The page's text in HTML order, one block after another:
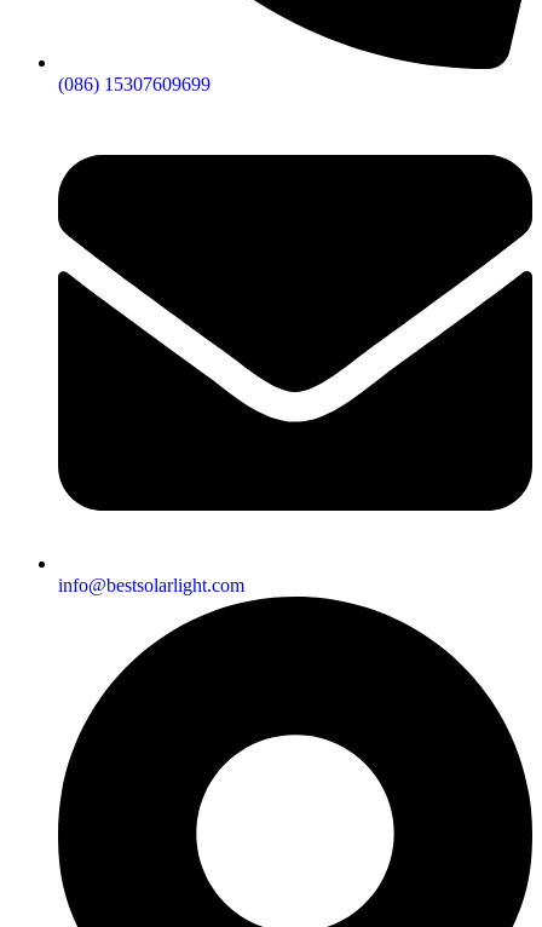
(086) 15307609699
info@bestsolarlight.com